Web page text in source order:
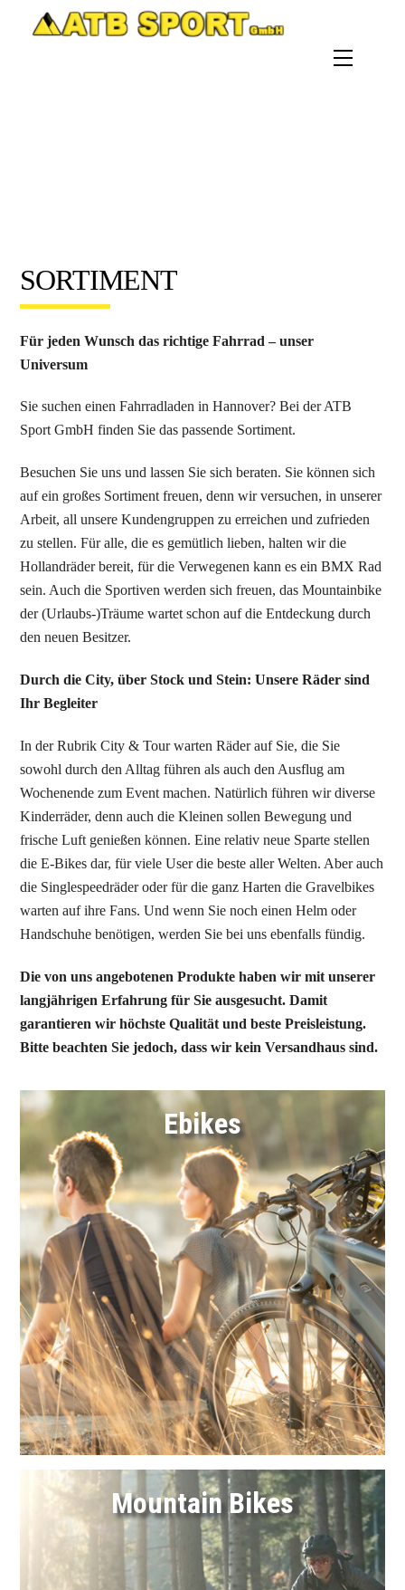
Menu
SORTIMENT
Für jeden Wunsch das richtige Fahrrad – unser
Universum
Sie suchen einen Fahrradladen in Hannover? Bei der ATB
Sport GmbH finden Sie das passende Sortiment.
Besuchen Sie uns und lassen Sie sich beraten. Sie können sich
auf ein großes Sortiment freuen, denn wir versuchen, in unserer
Arbeit, all unsere Kundengruppen zu erreichen und zufrieden
zu stellen. Für alle, die es gemütlich lieben, halten wir die
Hollandräder bereit, für die Verwegenen kann es ein BMX Rad
sein. Auch die Sportiven werden sich freuen, das Mountainbike
der (Urlaubs-)Träume wartet schon auf die Entdeckung durch
den neuen Besitzer.
Durch die City, über Stock und Stein: Unsere Räder sind
Ihr Begleiter
In der Rubrik City & Tour warten Räder auf Sie, die Sie
sowohl durch den Alltag führen als auch den Ausflug am
Wochenende zum Event machen. Natürlich führen wir diverse
Kinderräder, denn auch die Kleinen sollen Bewegung und
frische Luft genießen können. Eine relativ neue Sparte stellen
die E-Bikes dar, für viele User die beste aller Welten. Aber auch
die Singlespeedräder oder für die ganz Harten die Gravelbikes
warten auf ihre Fans. Und wenn Sie noch einen Helm oder
Handschuhe benötigen, werden Sie bei uns ebenfalls fündig.
Die von uns angebotenen Produkte haben wir mit unserer
langjährigen Erfahrung für Sie ausgesucht. Damit
garantieren wir höchste Qualität und beste Preisleistung.
Bitte beachten Sie jedoch, dass wir kein Versandhaus sind.
Ebikes
Link
Mountain Bikes